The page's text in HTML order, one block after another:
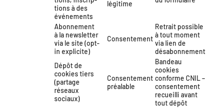
tions à des
événements
légitime
Abonnement
à la news­let­ter
via le site (opt-
in explicite)
Consentement
Retrait pos­sible
à tout moment
via lien de
désabonnement
Dépôt de
cookies tiers
(par­tage
réseaux
sociaux)
Consentement
préa­lable
Bandeau
cookies
conforme CNIL –
consen­te­ment
recueilli avant
tout dépôt